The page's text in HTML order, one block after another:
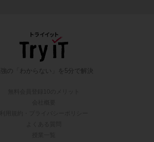
の「わからない」を5分で解決